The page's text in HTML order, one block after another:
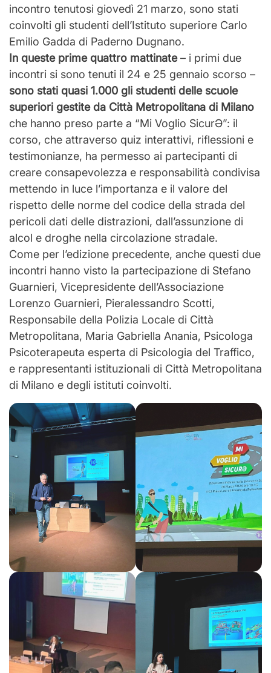
incontro tenutosi giovedì 21 marzo, sono stati
coinvolti gli studenti dell’Istituto superiore Carlo
Emilio Gadda di Paderno Dugnano.
In queste prime quattro mattinate– i primi due
incontri si sono tenuti il 24 e 25 gennaio scorso –
sono stati quasi 1.000 gli studenti delle scuole
superiori gestite da Città Metropolitana di Milano
che hanno preso parte a “Mi Voglio SicurƏ”: il
corso, che attraverso quiz interattivi, riflessioni e
testimonianze, ha permesso ai partecipanti di
creare consapevolezza e responsabilità condivisa
mettendo in luce l’importanza e il valore del
rispetto delle norme del codice della strada del
pericoli dati delle distrazioni, dall’assunzione di
alcol e droghe nella circolazione stradale.
Come per l’edizione precedente, anche questi due
incontri hanno visto la partecipazione di Stefano
Guarnieri, Vicepresidente dell’Associazione
Lorenzo Guarnieri, Pieralessandro Scotti,
Responsabile della Polizia Locale di Città
Metropolitana, Maria Gabriella Anania, Psicologa
Psicoterapeuta esperta di Psicologia del Traffico,
e rappresentanti istituzionali di Città Metropolitana
di Milano e degli istituti coinvolti.